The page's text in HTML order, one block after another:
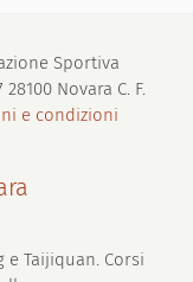
Sportiva
Novara C. F.
e condizioni
e Taijiquan. Corsi